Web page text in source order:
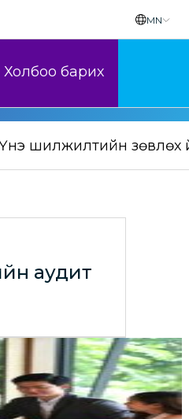
MN
Холбоо барих
шилжилтийн зөвлөх
аудит